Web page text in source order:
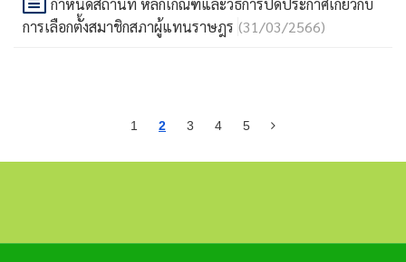
กำหนดสถานที่ หลักเกณฑ์และวิธีการปิดประกาศเกี่ยวกับ
การเลือกตั้งสมาชิกสภาผู้แทนราษฎร (31/03/2566)
1 2 3 4 5